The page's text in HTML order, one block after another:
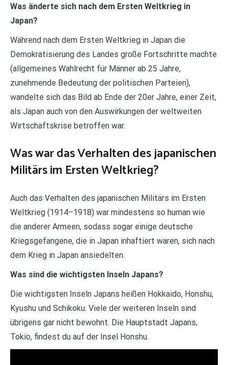
Was änderte sich nach dem Ersten Weltkrieg in
Japan?
Während nach dem Ersten Weltkrieg in Japan die
Demokratisierung des Landes große Fortschritte machte
(allgemeines Wahlrecht für Männer ab 25 Jahre,
zunehmende Bedeutung der politischen Parteien),
wandelte sich das Bild ab Ende der 20er Jahre, einer Zeit,
als Japan auch von den Auswirkungen der weltweiten
Wirtschaftskrise betroffen war.
Was war das Verhalten des japanischen
Militärs im Ersten Weltkrieg?
Auch das Verhalten des japanischen Militärs im Ersten
Weltkrieg (1914–1918) war mindestens so human wie
die anderer Armeen, sodass sogar einige deutsche
Kriegsgefangene, die in Japan inhaftiert waren, sich nach
dem Krieg in Japan ansiedelten.
Was sind die wichtigsten Inseln Japans?
Die wichtigsten Inseln Japans heißen Hokkaido, Honshu,
Kyushu und Schikoku. Viele der weiteren Inseln sind
übrigens gar nicht bewohnt. Die Hauptstadt Japans,
Tokio, findest du auf der Insel Honshu.